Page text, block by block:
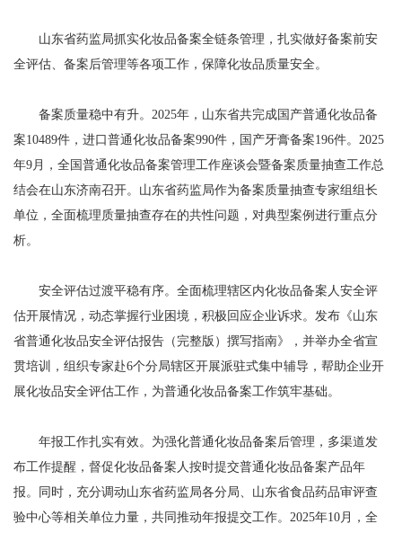
山东省药监局抓实化妆品备案全链条管理，扎实做好备案前安
全评估、备案后管理等各项工作，保障化妆品质量安全。
备案质量稳中有升。2025年，山东省共完成国产普通化妆品备
案10489件，进口普通化妆品备案990件，国产牙膏备案196件。2025
年9月，全国普通化妆品备案管理工作座谈会暨备案质量抽查工作总
结会在山东济南召开。山东省药监局作为备案质量抽查专家组组长
单位，全面梳理质量抽查存在的共性问题，对典型案例进行重点分
析。
安全评估过渡平稳有序。全面梳理辖区内化妆品备案人安全评
估开展情况，动态掌握行业困境，积极回应企业诉求。发布《山东
省普通化妆品安全评估报告（完整版）撰写指南》，并举办全省宣
贯培训，组织专家赴6个分局辖区开展派驻式集中辅导，帮助企业开
展化妆品安全评估工作，为普通化妆品备案工作筑牢基础。
年报工作扎实有效。为强化普通化妆品备案后管理，多渠道发
布工作提醒，督促化妆品备案人按时提交普通化妆品备案产品年
报。同时，充分调动山东省药监局各分局、山东省食品药品审评查
验中心等相关单位力量，共同推动年报提交工作。2025年10月，全